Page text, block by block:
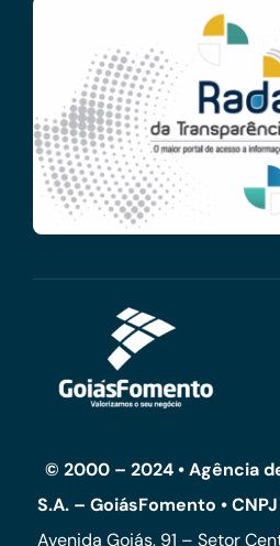
© 2000 – 2024 • Agência
S.A. – GoiásFomento •
Avenida Goiás, 91 – Setor